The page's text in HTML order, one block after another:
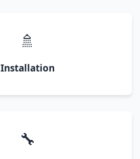
🚿
Installation
🔧